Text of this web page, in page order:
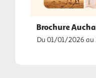
Brochure
Du 01/01/2026